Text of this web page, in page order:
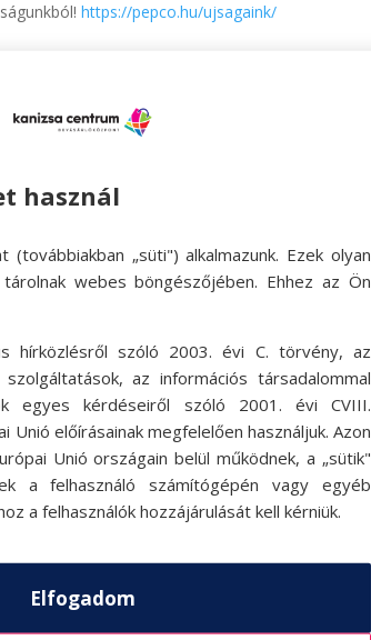
https://pepco.hu/ujsagaink/
változhat.
használ
(továbbiakban „süti") alkalmazunk. Ezek olyan
webes böngészőjében. Ehhez az Ön
hírközlésről szóló 2003. évi C. törvény, az
az információs társadalommal
egyes kérdéseiről szóló 2001. évi CVIII.
Unió előírásainak megfelelően használjuk. Azon
Unió országain belül működnek, a „sütik"
a felhasználó számítógépén vagy egyéb
a felhasználók hozzájárulását kell kérniük.
Elfogadom